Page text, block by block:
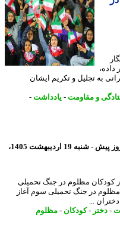
تجلیل و تکریم ایشان
و مقاومت-یادداشت -
91 روز پیش - شنبه 19 اردیبهشت 1405،
مظلوم در جنگ تحمیلی
در جنگ تحمیلی سوم آغاز
...
-کودکان-مظلوم